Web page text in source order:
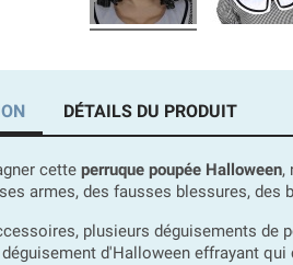
DÉTAILS DU PRODUIT
cette perruque poupée Halloween,
armes, des fausses blessures,
plusieurs déguisements de
d'Halloween effrayant